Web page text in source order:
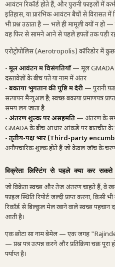
आवंटन रिकॉर्ड होते हैं, और पुरानी फ़ाइलों में
इतिहास, या प्रारंभिक आवंटन बैचों से विरासत में
भी प्रश्न उठाता है — भले ही मामूली क्यों न हो
वह फिर से सामने आने से पहले हफ्तों तक पड़ी
एरोट्रोपोलिस (Aerotropolis) कॉरिडोर में कुछ
- मूल आवंटन में विसंगतियाँ— मूल GMADA
दस्तावेज़ों के बीच पते या नाम में अंतर
- बकाया भुगतान की पुष्टि में देरी — पुरानी
सत्यापन मैन्युअल है; स्वच्छ बकाया प्रमाणपत्र
समय लग जाता है
- अंतरण शुल्क पर असहमति — अंतरण के
GMADA के बीच आधार आंकड़े पर बातचीत के
- तृतीय-पक्ष भार (Third-party
अनौपचारिक शुल्क होते हैं जो केवल जाँच के
विक्रेता लिस्टिंग से पहले क्या कर
जो विक्रेता स्वच्छ और तेज अंतरण चाहते हैं, वे
फ़ाइल स्थिति रिपोर्ट जल्दी प्राप्त करना,
रिकॉर्ड से बिल्कुल मेल खाने वाले स्वच्छ पहचान
आती है।
एक छोटा सा नाम बेमेल — एक जगह
— प्रश्न पत्र उत्पन्न करने और प्रतिक्रिया चक्र
पर्याप्त है।